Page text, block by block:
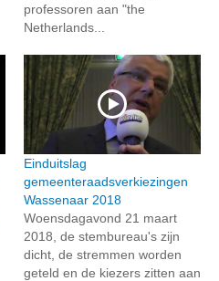
professoren aan "the
Netherlands...
Einduitslag
gemeenteraadsverkiezingen
Wassenaar 2018
Woensdagavond 21 maart
2018, de stembureau's zijn
dicht, de stremmen worden
geteld en de kiezers zitten aan